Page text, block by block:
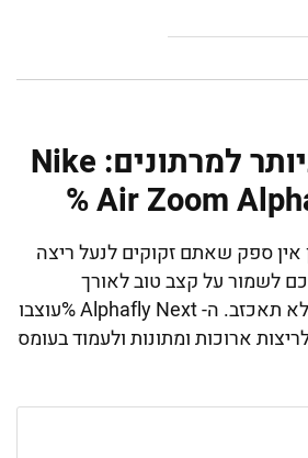
הטובות ביותר למרתונים: Nike
Air Zoom
ספק שאתם זקוקים לנעל ריצה
לשמור על קצב טוב לאורך
הקילומטרים הרבים ולא תאכזב. ה- Alphafly Next %עוצבו
ארוכות ומתונות ולעמוד בעומס